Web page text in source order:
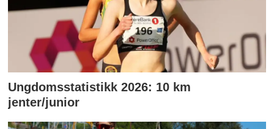
Ungdomsstatistikk 2026: 10 km
jenter/junior